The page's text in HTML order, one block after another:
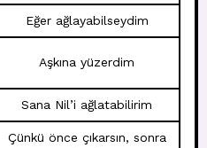
Eğer ağlayabilseydim
Aşkına yüzerdim
Sana Nil’i ağlatabilirim
Çünkü önce çıkarsın, sonra